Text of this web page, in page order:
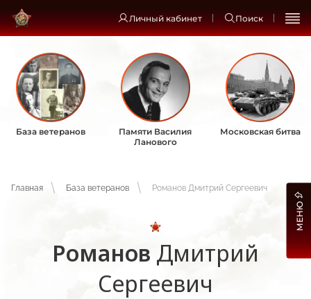
Личный кабинет Поиск
База ветеранов
Памяти Василия
Ланового
Московская битва
Главная База ветеранов Романов Дмитрий Сергеевич
Романов Дмитрий
Сергеевич
МЕНЮ